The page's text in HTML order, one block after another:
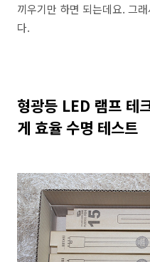
끼우기만 하면 되는데요. 그
다.
형광등 LED 램프 테
게 효율 수명 테스트